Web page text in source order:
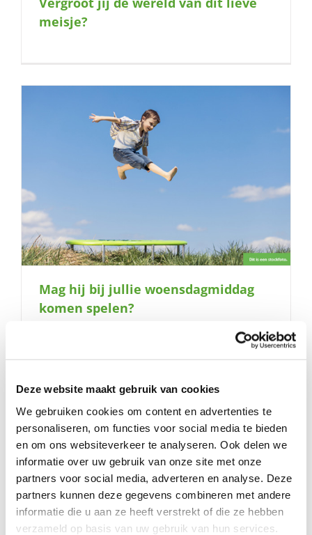
Deze website maakt gebruik van cookies
We gebruiken cookies om content en advertenties te
personaliseren, om functies voor social media te bieden
en om ons websiteverkeer te analyseren. Ook delen we
informatie over uw gebruik van onze site met onze
partners voor social media, adverteren en analyse. Deze
partners kunnen deze gegevens combineren met andere
informatie die u aan ze heeft verstrekt of die ze hebben
verzameld op basis van uw gebruik van hun services.
meisje?
Mag hij bij jullie woensdagmiddag
komen spelen?